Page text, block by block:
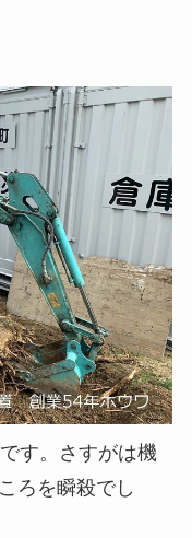
す。さすがは機
ろを瞬殺でし